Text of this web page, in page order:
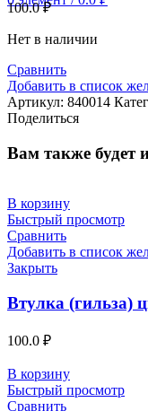
100.0₽
Нет в наличии
Сравнить
Добавить в список
Артикул: 840014
Поделиться
Вам также будет
В корзину
Быстрый просмотр
Сравнить
Добавить в список
Закрыть
Втулка (гильза)
100.0 ₽
В корзину
Быстрый просмотр
Сравнить